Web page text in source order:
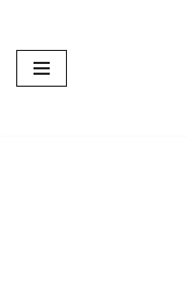
Перейти
к